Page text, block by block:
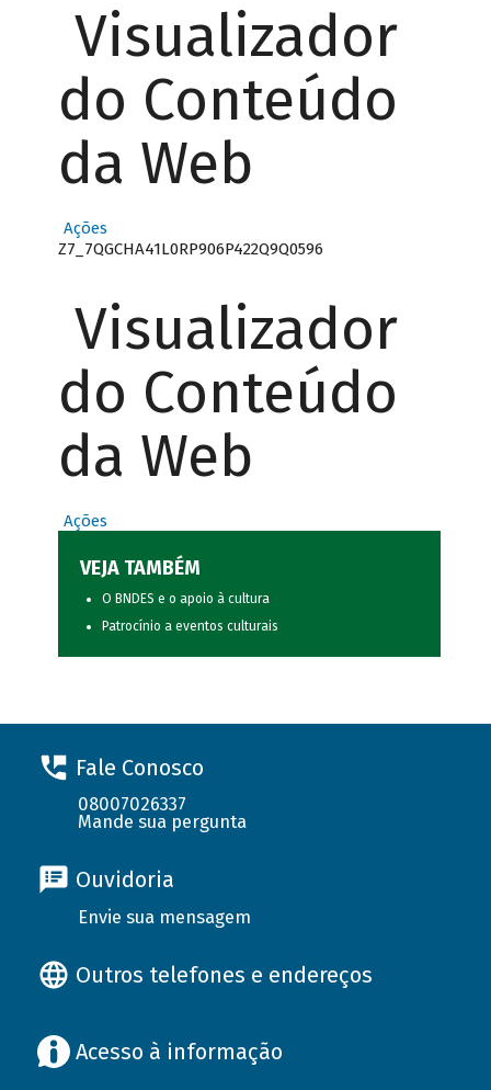
Visualizador
do Conteúdo
da Web
Ações
Z7_7QGCHA41L0RP906P422Q9Q0596
Visualizador
do Conteúdo
da Web
Ações
VEJA TAMBÉM
O BNDES e o apoio à cultura
Patrocínio a eventos culturais
Fale Conosco
08007026337
Mande sua pergunta
Ouvidoria
Envie sua mensagem
Outros telefones e endereços
Acesso à informação